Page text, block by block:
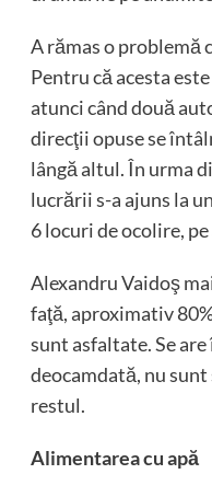
A rămas o problemă
Pentru că acesta
atunci când două
direcţii opuse se
lângă altul. În urma
lucrării s-a ajuns la
6 locuri de ocolire,
Alexandru Vaidoş
faţă, aproximativ
sunt asfaltate. Se
deocamdată, nu
restul.
Alimentarea cu apă